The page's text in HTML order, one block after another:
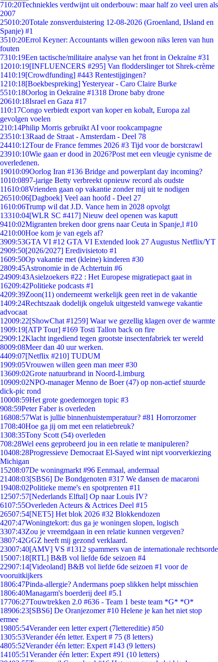
710:20Techniekles verdwijnt uit onderbouw: maar half zo veel uren als
2007
25010:20Totale zonsverduistering 12-08-2026 (Groenland, IJsland en
Spanje) #1
3510:20Errol Keyner: Accountants willen gewoon niks leren van hun
fouten
7310:19Een tactische/militaire analyse van het front in Oekraïne #31
12010:19[INFLUENCERS #295] Van flodderslinger tot Shrek-crème
1410:19[Crowdfunding] #443 Rentestijgingen?
1210:18[Boekbespreking] Yesteryear - Caro Claire Burke
5510:18Oorlog in Oekraïne #1318 Drone baby drone
20610:18Israel en Gaza #17
110:17Congo verbiedt export van koper en kobalt, Europa zal
gevolgen voelen
210:14Philip Morris gebruikt AI voor rookcampagne
23510:13Raad de Straat - Amsterdam - Deel 78
24410:12Tour de France femmes 2026 #3 Tijd voor de borstcrawl
23910:10Wie gaan er dood in 2026?Post met een vleugje cynisme de
overledenen.
19010:09Oorlog Iran #136 Bridge and powerplant day incoming?
1010:0897-jarige Betty verbreekt opnieuw record als oudste
11610:08Vrienden gaan op vakantie zonder mij uit te nodigen
26510:06[Dagboek] Veel aan hoofd - Deel 27
1610:06Trump wil dat J.D. Vance hem in 2028 opvolgt
13310:04[WLR SC #417] Nieuw deel openen was kaputt
9410:02Migranten breken door grens naar Ceuta in Spanje,l #10
4210:00Hoe kom je van egels af?
3909:53GTA VI #12 GTA VI Extended look 27 Augustus Netflix/YT
2909:50[2026/2027] Eredivisietoto #1
1609:50Op vakantie met (kleine) kinderen #30
2809:45Astronomie in de Achtertuin #6
24909:43Asielzoekers #22 : Het Europese migratiepact gaat in
16209:42Politieke podcasts #1
4209:39Zoon(11) onderneemt werkelijk geen reet in de vakantie
1409:24Rechtszaak dodelijk ongeluk uitgesteld vanwege vakantie
advocaat
12009:22[ShowChat #1259] Waar we gezellig klagen over de warmte
1909:19[ATP Tour] #169 Tosti Tallon back on fire
2909:12Klacht ingediend tegen grootste insectenfabriek ter wereld
8009:08Meer dan 40 uur werken.
4409:07[Netflix #210] TUDUM
1909:05Vrouwen willen geen man meer #30
13609:02Grote natuurbrand in Noord-Limburg
10909:02NPO-manager Menno de Boer (47) op non-actief stuurde
dick-pic rond
10008:59Het grote goedemorgen topic #3
908:59Peter Faber is overleden
16808:57Wat is jullie binnenhuistemperatuur? #81 Horrorzomer
1708:40Hoe ga jij om met een relatiebreuk?
1308:35Tony Scott (54) overleden
708:28Wel eens geprobeerd jou in een relatie te manipuleren?
10408:28Progressieve Democraat El-Sayed wint nipt voorverkiezing
Michigan
15208:07De woningmarkt #96 Eenmaal, andermaal
21408:03[SBS6] De Bondgenoten #317 We dansen de macaroni
19408:02Politieke meme's en spotprenten #11
12507:57[Nederlands Elftal] Op naar Louis IV?
6107:55Overleden Acteurs & Actrices Deel #15
26507:54[NET5] Het blok 2026 #32 Blokkendozen
4207:47Woningtekort: dus ga je woningen slopen, logisch
3307:43Zou je vreemdgaan in een relatie kunnen vergeven?
3807:42GGZ heeft mij gezond verklaard.
23007:40[AMV] VS #1312 spammers van de internationale rechtsorde
15007:18[RTL] B&B vol liefde 6de seizoen #4
22907:14[Videoland] B&B vol liefde 6de seizoen #1 voor de
vooruitkijkers
1806:47Pinda-allergie? Andermans poep slikken helpt misschien
1806:40Managarm's boerderij deel #5.1
17706:27Touwtrekken 2.0 #636 - Team 1 beste team *G* *O*
18906:23[SBS6] De Oranjezomer #10 Helene je kan het niet stop
ermee
19805:54Verander een letter expert (7lettereditie) #50
1305:53Verander één letter. Expert # 75 (8 letters)
4805:52Verander één letter: Expert #143 (9 letters)
14105:51Verander één letter: Expert #91 (10 letters)